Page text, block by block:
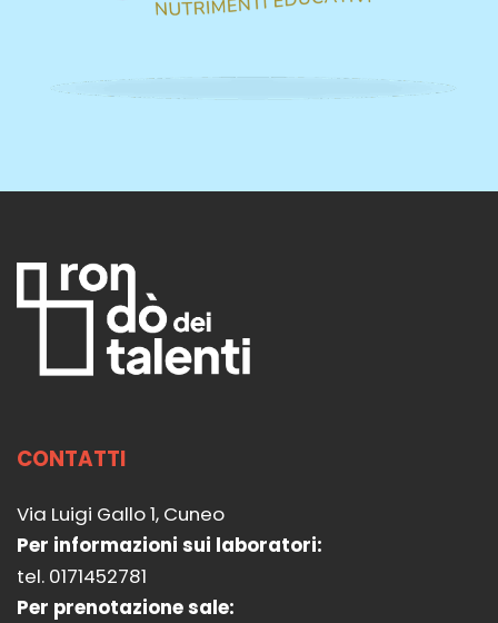
CONTATTI
Via Luigi Gallo 1, Cuneo
Per informazioni sui laboratori:
tel. 0171452781
Per prenotazione sale: